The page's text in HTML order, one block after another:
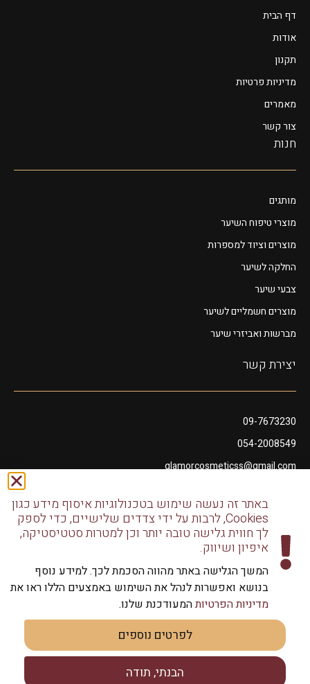
דף הבית
אודות
תקנון
מדיניות פרטיות
מאמרים
צור קשר
חנות
מותגים
מוצרי טיפוח השיער
מוצרים וציוד למספרות
החלקה לשיער
צבעי שיער
מוצרים חשמליים לשיער
מברשות ואביזרי שיער
יצירת קשר
09-7673230
054-2008549
glamorcosmeticss@gmail.com
דודו דותן 10, נתניה
כל הזכויות שמורות לגלמור שיווק מוצרי שיער | שיווק למספרות
וליחידים
באתר זה נעשה שימוש בטכנולוגיות איסוף מידע כגון
Cookies, לרבות על ידי צדדים שלישיים, כדי לספק
לך חווית גלישה טובה יותר וכן למטרות סטטיסטיקה,
איפיון ושיווק.
המשך הגלישה באתר מהווה הסכמת לכך. למידע נוסף
בנושא ואפשרות לנהל את השימוש באמצעים הללו ראו את
מדיניות הפרטיותהמעודכנת שלנו.
לפרטים נוספים
הבנתי, תודה